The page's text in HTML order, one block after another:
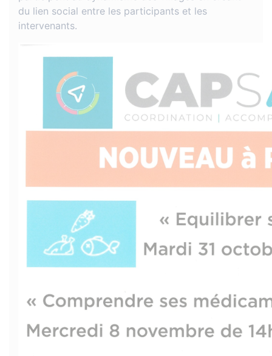
du lien social entre les participants et les
intervenants.